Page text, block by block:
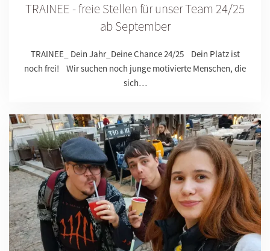
TRAINEE - freie Stellen für unser Team 24/25
ab September
TRAINEE_ Dein Jahr_Deine Chance 24/25 Dein Platz ist
noch frei! Wir suchen noch junge motivierte Menschen, die
sich…